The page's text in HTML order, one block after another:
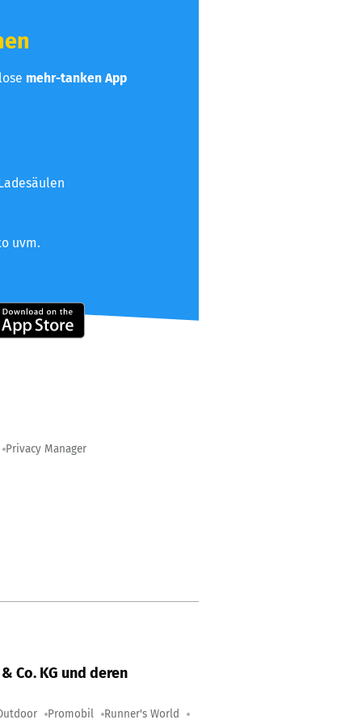
mehr-tanken App
uvm.
Privacy Manager
Co. KG und deren
Promobil Runner's World